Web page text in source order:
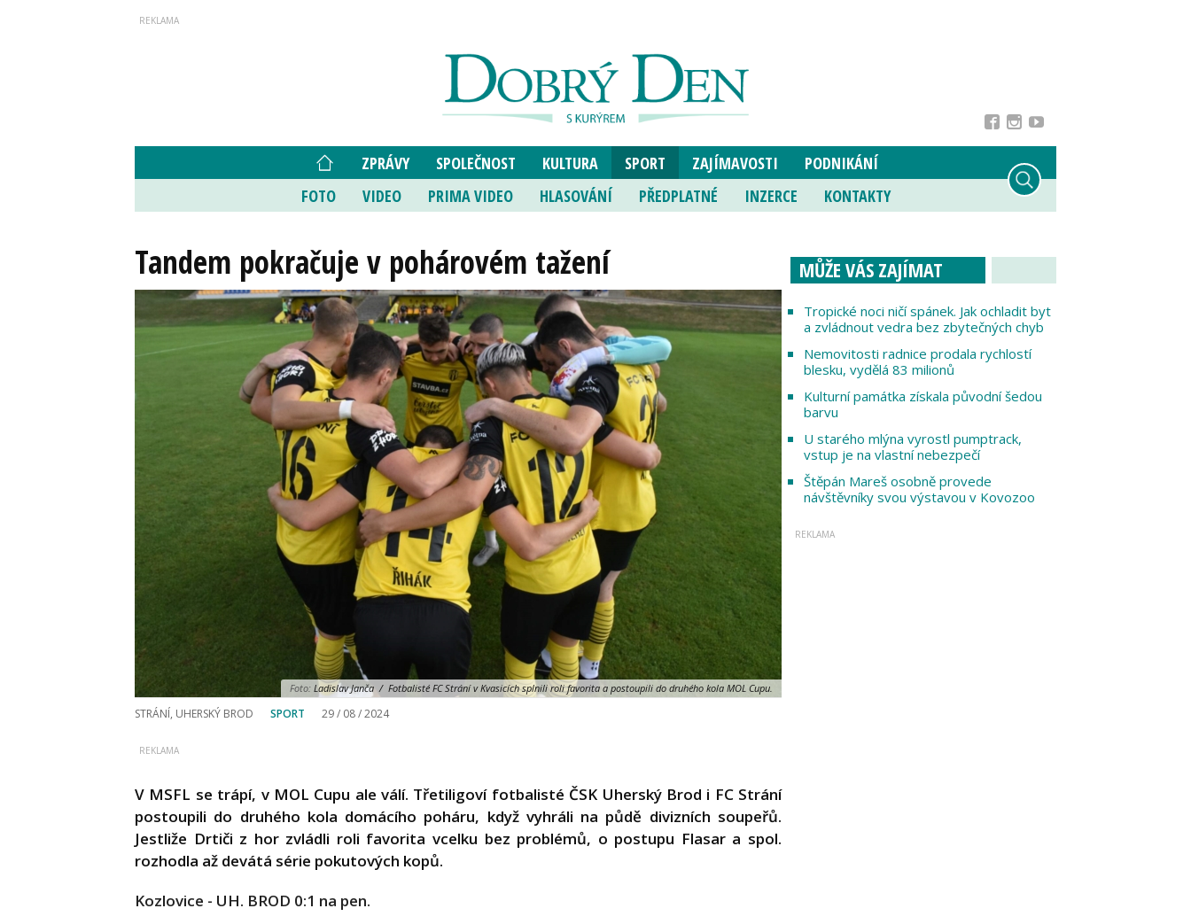
ZPRÁVY SPOLEČNOST KULTURA SPORT ZAJÍMAVOSTI
PODNIKÁNÍ
FOTO
VIDEO PRIMA VIDEO HLASOVÁNÍ PŘEDPLATNÉ INZERCE KONTAKTY
Tandem pokračuje v pohárovém tažení
Foto: Ladislav Janča / Fotbalisté FC Strání v Kvasicích splnili roli favorita a postoupili do druhého kola MOL Cupu.
STRÁNÍ, UHERSKÝ BROD SPORT 29 / 08 / 2024
V MSFL se trápí, v MOL Cupu ale válí. Třetiligoví fotbalisté ČSK Uherský Brod i FC Strání
postoupili do druhého kola domácího poháru, když vyhráli na půdě divizních soupeřů.
Jestliže Drtiči z hor zvládli roli favorita vcelku bez problémů, o postupu Flasar a spol.
rozhodla až devátá série pokutových kopů.
Kozlovice - UH. BROD 0:1 na pen.
MŮŽE VÁS ZAJÍMAT
Tropické noci ničí spánek. Jak ochladit byt
a zvládnout vedra bez zbytečných chyb
Nemovitosti radnice prodala rychlostí
blesku, vydělá 83 milionů
Kulturní památka získala původní šedou
barvu
U starého mlýna vyrostl pumptrack,
vstup je na vlastní nebezpečí
Štěpán Mareš osobně provede
návštěvníky svou výstavou v Kovozoo